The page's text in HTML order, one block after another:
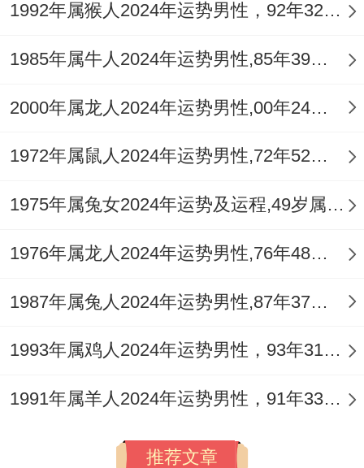
1992年属猴人2024年运势男性，92年32岁属猴男2024年每月运程怎么样
1985年属牛人2024年运势男性,85年39岁属牛男2024年每月运程怎么样
2000年属龙人2024年运势男性,00年24岁属龙男2024年每月运程怎么样
1972年属鼠人2024年运势男性,72年52岁属鼠男2024年每月运程怎么样
1975年属兔女2024年运势及运程,49岁属兔人2024全年每月运势女性如何
1976年属龙人2024年运势男性,76年48岁属龙男2024年每月运程怎么样
1987年属兔人2024年运势男性,87年37岁属兔男2024年每月运程怎么样
1993年属鸡人2024年运势男性，93年31岁属鸡男2024年每月运程怎么样
1991年属羊人2024年运势男性，91年33岁属羊男2024年每月运程怎么样
推荐文章